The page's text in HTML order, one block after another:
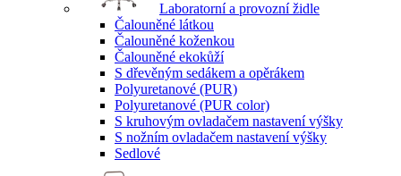
Laboratorní a provozní židle
Čalouněné látkou
Čalouněné koženkou
Čalouněné ekokůží
S dřevěným sedákem a opěrákem
Polyuretanové (PUR)
Polyuretanové (PUR color)
S kruhovým ovladačem nastavení výšky
S nožním ovladačem nastavení výšky
Sedlové